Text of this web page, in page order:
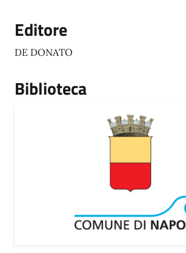
Editore
DE DONATO
Biblioteca